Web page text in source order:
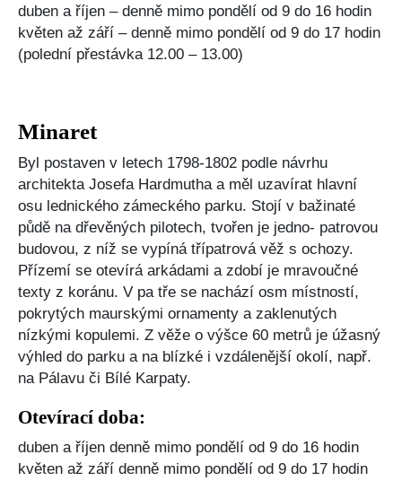
duben a říjen – denně mimo pondělí od 9 do 16 hodin
květen až září – denně mimo pondělí od 9 do 17 hodin
(polední přestávka 12.00 – 13.00)
Minaret
Byl postaven v letech 1798-1802 podle návrhu
architekta Josefa Hardmutha a měl uzavírat hlavní
osu lednického zámeckého parku. Stojí v bažinaté
půdě na dřevěných pilotech, tvořen je jedno- patrovou
budovou, z níž se vypíná třípatrová věž s ochozy.
Přízemí se otevírá arkádami a zdobí je mravoučné
texty z koránu. V pa tře se nachází osm místností,
pokrytých maurskými ornamenty a zaklenutých
nízkými kopulemi. Z věže o výšce 60 metrů je úžasný
výhled do parku a na blízké i vzdálenější okolí, např.
na Pálavu či Bílé Karpaty.
Otevírací doba:
duben a říjen denně mimo pondělí od 9 do 16 hodin
květen až září denně mimo pondělí od 9 do 17 hodin